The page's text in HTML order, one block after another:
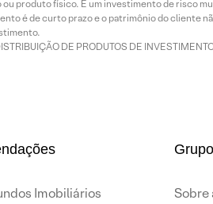
produto físico. É um investimento de risco
é de curto prazo e o patrimônio do cliente
DE PRODUTOS DE
Imobiliários Sobre